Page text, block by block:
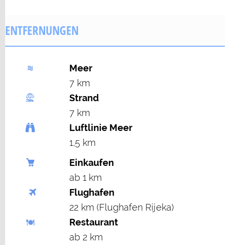
ENTFERNUNGEN
Meer
7 km
Strand
7 km
Luftlinie Meer
1,5 km
Einkaufen
ab 1 km
Flughafen
22 km (Flughafen Rijeka)
Restaurant
ab 2 km